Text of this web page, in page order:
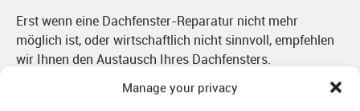
Manage your privacy
Erst wenn eine Dachfenster-Reparatur nicht mehr
möglich ist, oder wirtschaftlich nicht sinnvoll, empfehlen
wir Ihnen den Austausch Ihres Dachfensters.